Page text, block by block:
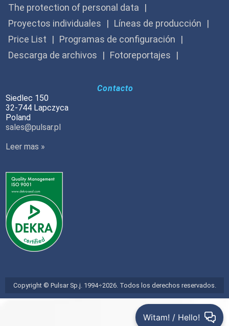
The protection of personal data
Proyectos individuales
Líneas de producción
Price List
Programas de configuración
Descarga de archivos
Fotoreportajes
Contacto
Siedlec 150
32-744 Lapczyca
Poland
sales@pulsar.pl
Leer mas »
Copyright © Pulsar Sp.j. 1994÷2026. Todos los derechos reservados.
Witam! / Hello!